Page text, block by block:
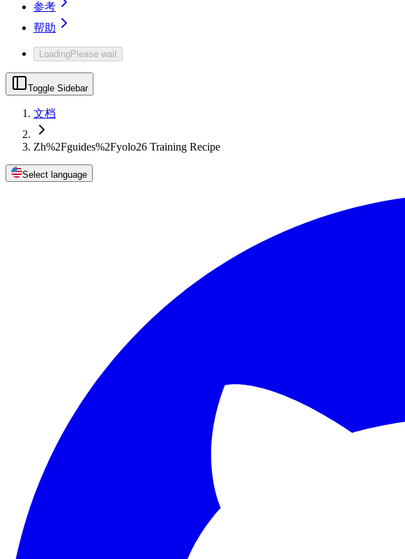
参考
帮助
LoadingPlease wait
Toggle Sidebar
文档
Zh%2Fguides%2Fyolo26 Training Recipe
Select language